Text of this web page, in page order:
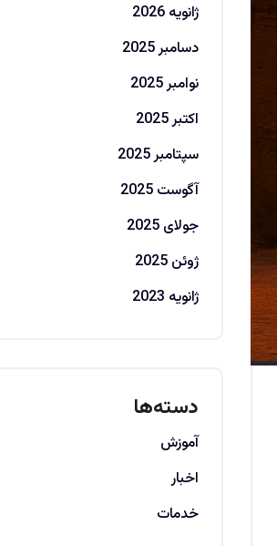
ژانویه 2026
دسامبر 2025
نوامبر 2025
اکتبر 2025
سپتامبر 2025
آگوست 2025
جولای 2025
ژوئن 2025
ژانویه 2023
دسته‌ها
آموزش
اخبار
خدمات